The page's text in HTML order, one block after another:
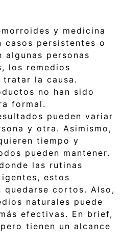
y medicina
casos persistentes o
algunas personas
los remedios
tratar la causa.
no han sido
formal.
pueden variar
y otra. Asimismo,
tiempo y
pueden mantener.
las rutinas
estos
quedarse cortos. Also,
naturales puede
efectivas. En brief,
tienen un alcance